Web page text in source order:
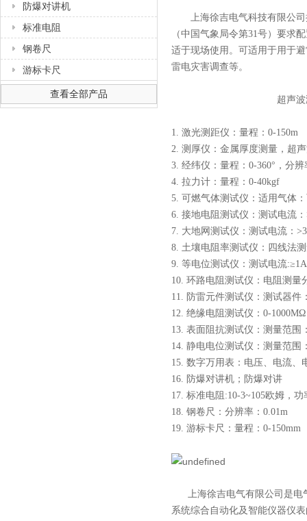
防爆对讲机
标准电阻
钢卷尺
游标卡尺
查看全部产品
上海徐吉电气科技有限公司
（中国气象局令第31号）要求
适于现场使用。可适用于用于
雷电灾害调查等。
超声
1. 激光测距仪：量程：0-150m
2. 测厚仪：金属厚度测量，超
3. 经纬仪：量程：0-360°，分
4. 拉力计：量程：0-40kgf
5. 可燃气体测试仪：适用气体
6. 接地电阻测试仪：测试电流
7. 大地网测试仪：测试电流：
8. 土壤电阻率测试仪：四线法
9. 等电位测试仪：测试电流
10. 环路电阻测试仪：电阻测
11. 防雷元件测试仪：测试器
12. 绝缘电阻测试仪：0-
13. 表面阻抗测试仪：测量范围
14. 静电电位测试仪：测量范围
15. 数字万用表：电压、电流
16. 防爆对讲机；防爆对讲
17. 标准电阻:10-3~105欧姆，
18. 钢卷尺：分辨率：0.01m
19. 游标卡尺：量程：0-150mm
上海徐吉电气有限公司 是电
系统综合自动化及智能仪器仪表